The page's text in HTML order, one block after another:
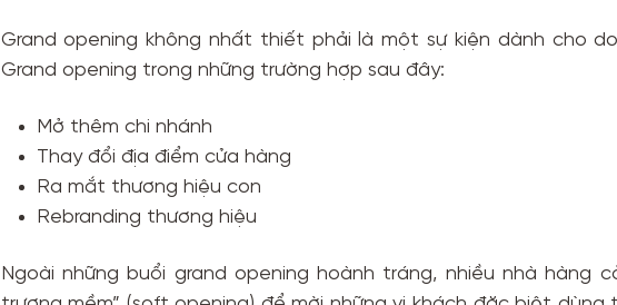
Grand opening không nhất thiết phải là một sự kiện dành cho
Grand opening trong những trường hợp sau đây:
Mở thêm chi nhánh
Thay đổi địa điểm cửa hàng
Ra mắt thương hiệu con
Rebranding thương hiệu
Ngoài những buổi grand opening hoành tráng, nhiều nhà hàng